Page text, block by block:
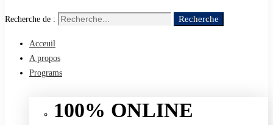
Recherche de : Recherche
Acceuil
A propos
Programs
100% ONLINE